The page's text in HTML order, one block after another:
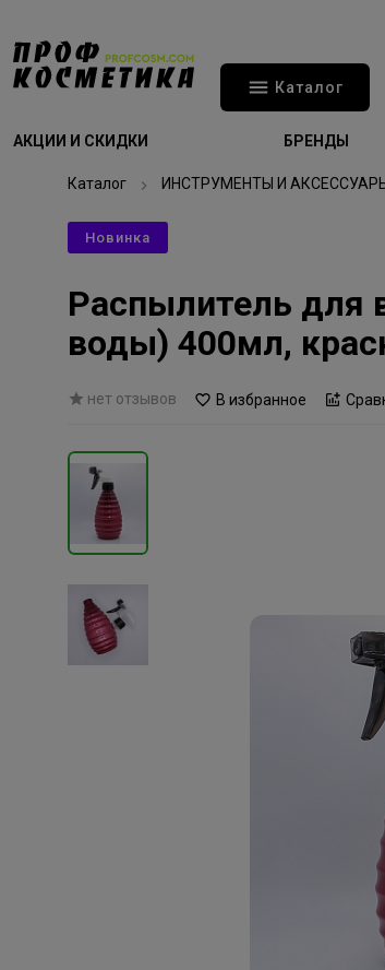
Каталог
АКЦИИ И СКИДКИ БРЕНДЫ
Каталог ИНСТРУМЕНТЫ И
Новинка
Распылитель для
воды) 400мл,
нет отзывов В избранное